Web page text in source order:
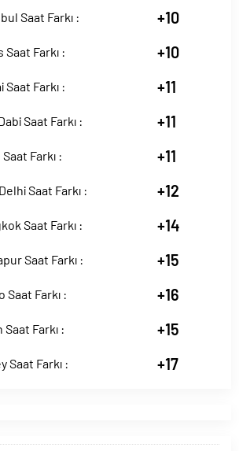
Saat Farkı : +10
Saat Farkı : +10
Saat Farkı : +11
Saat Farkı : +11
Farkı : +11
Saat Farkı : +12
Saat Farkı : +14
Saat Farkı : +15
Saat Farkı : +16
Farkı : +15
Saat Farkı : +17